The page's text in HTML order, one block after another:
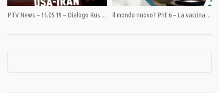
PTV News – 15.05.19 – Dialogo Russia-USA ma c’è chi lavora in parallelo per lo scontro USA-Iran Il mondo nuovo? Pnt 6 – La vaccinazione di massa – Luc Montagnier